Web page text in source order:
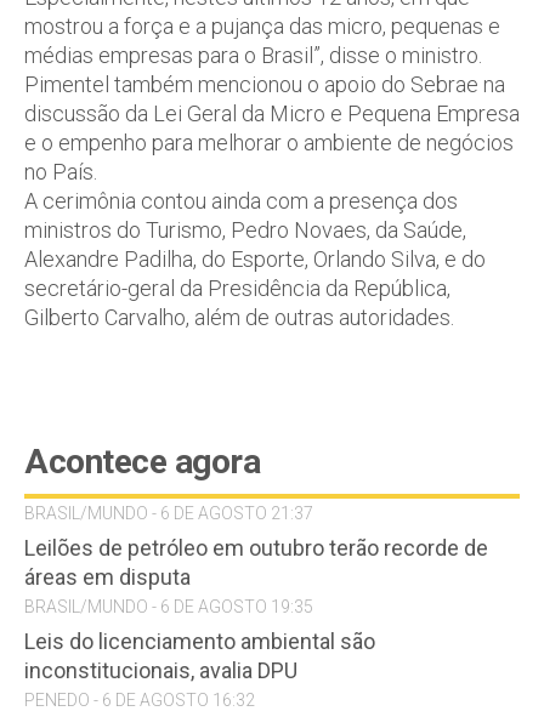
mostrou a força e a pujança das micro, pequenas e
médias empresas para o Brasil”, disse o ministro.
Pimentel também mencionou o apoio do Sebrae na
discussão da Lei Geral da Micro e Pequena Empresa
e o empenho para melhorar o ambiente de negócios
no País.
A cerimônia contou ainda com a presença dos
ministros do Turismo, Pedro Novaes, da Saúde,
Alexandre Padilha, do Esporte, Orlando Silva, e do
secretário-geral da Presidência da República,
Gilberto Carvalho, além de outras autoridades.
Acontece agora
BRASIL/MUNDO - 6 DE AGOSTO 21:37
Leilões de petróleo em outubro terão recorde de
áreas em disputa
BRASIL/MUNDO - 6 DE AGOSTO 19:35
Leis do licenciamento ambiental são
inconstitucionais, avalia DPU
PENEDO - 6 DE AGOSTO 16:32